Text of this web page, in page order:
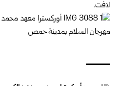
لافت.